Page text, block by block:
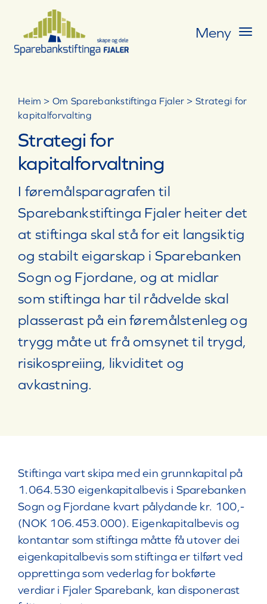
content
Meny
Om Sparebankstiftinga Fjaler
Heim >Om Sparebankstiftinga Fjaler > Strategi for
kapitalforvalting
Strategi for
kapitalforvaltning
I føremålsparagrafen til
Sparebankstiftinga Fjaler heiter det
at stiftinga skal stå for eit langsiktig
og stabilt eigarskap i Sparebanken
Sogn og Fjordane, og at midlar
som stiftinga har til rådvelde skal
plasserast på ein føremålstenleg og
trygg måte ut frå omsynet til trygd,
risikospreiing, likviditet og
avkastning.
Stiftinga vart skipa med ein grunnkapital på
1.064.530 eigenkapitalbevis i Sparebanken
Sogn og Fjordane kvart pålydande kr. 100,-
(NOK 106.453.000). Eigenkapitalbevis og
kontantar som stiftinga måtte få utover dei
eigenkapitalbevis som stiftinga er tilført ved
opprettinga som vederlag for bokførte
verdiar i Fjaler Sparebank, kan disponerast